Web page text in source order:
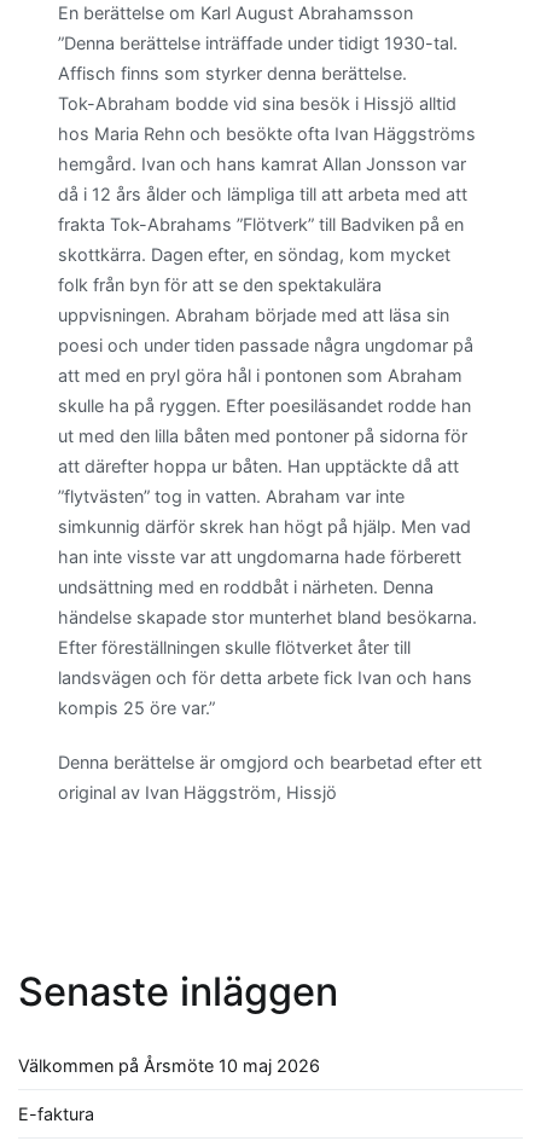
En berättelse om Karl August Abrahamsson
”Denna berättelse inträffade under tidigt 1930-tal.
Affisch finns som styrker denna berättelse.
Tok-Abraham bodde vid sina besök i Hissjö alltid
hos Maria Rehn och besökte ofta Ivan Häggströms
hemgård. Ivan och hans kamrat Allan Jonsson var
då i 12 års ålder och lämpliga till att arbeta med att
frakta Tok-Abrahams ”Flötverk” till Badviken på en
skottkärra. Dagen efter, en söndag, kom mycket
folk från byn för att se den spektakulära
uppvisningen. Abraham började med att läsa sin
poesi och under tiden passade några ungdomar på
att med en pryl göra hål i pontonen som Abraham
skulle ha på ryggen. Efter poesiläsandet rodde han
ut med den lilla båten med pontoner på sidorna för
att därefter hoppa ur båten. Han upptäckte då att
”flytvästen” tog in vatten. Abraham var inte
simkunnig därför skrek han högt på hjälp. Men vad
han inte visste var att ungdomarna hade förberett
undsättning med en roddbåt i närheten. Denna
händelse skapade stor munterhet bland besökarna.
Efter föreställningen skulle flötverket åter till
landsvägen och för detta arbete fick Ivan och hans
kompis 25 öre var.”
Denna berättelse är omgjord och bearbetad efter ett
original av Ivan Häggström, Hissjö
Senaste inläggen
Välkommen på Årsmöte 10 maj 2026
E-faktura